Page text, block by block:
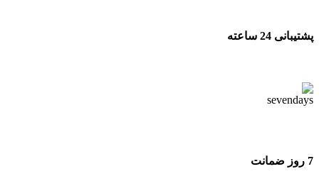
پشتیبانی 24 ساعته
7 روز ضمانت